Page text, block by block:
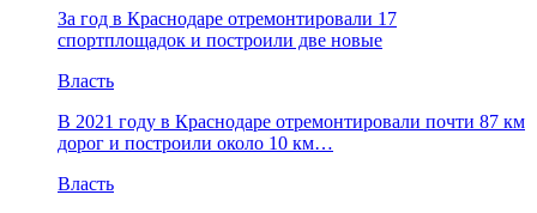
За год в Краснодаре отремонтировали 17
спортплощадок и построили две новые
Власть
В 2021 году в Краснодаре отремонтировали почти 87 км
дорог и построили около 10 км…
Власть